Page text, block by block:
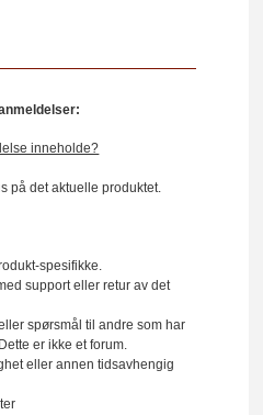
inneholde?
på det aktuelle produktet.
spesifikke.
support eller retur av det
spørsmål til andre som har
er ikke et forum.
eller annen tidsavhengig